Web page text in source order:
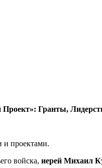
Гранты,
и проектами.
войска, иерей Михаил